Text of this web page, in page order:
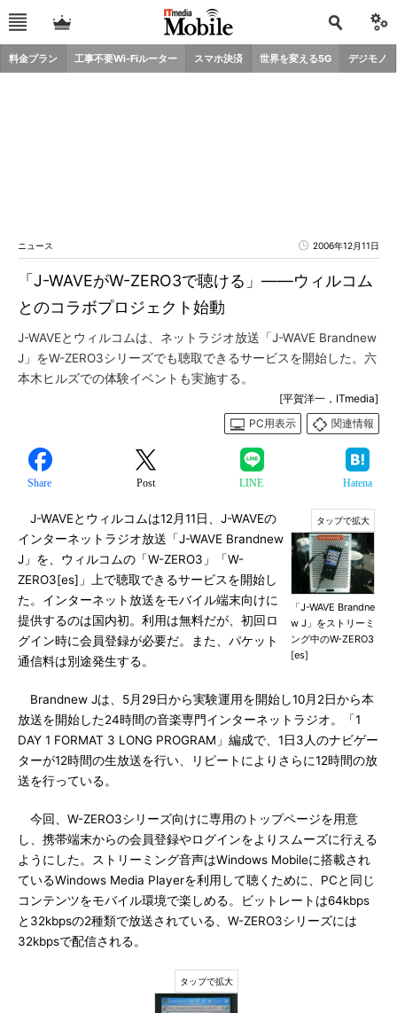
料金プラン 工事不要Wi-Fiルーター スマホ決済 世界を変える5G デジモノ
ニュース 2006年12月11日
「J-WAVEがW-ZERO3で聴ける」――ウィルコム
とのコラボプロジェクト始動
J-WAVEとウィルコムは、ネットラジオ放送「J-WAVE Brandnew
J」をW-ZERO3シリーズでも聴取できるサービスを開始した。六
本木ヒルズでの体験イベントも実施する。
[平賀洋一，ITmedia]
PC用表示
関連情報
Share Post LINE Hatena
「J-WAVE Brandne
w J」をストリーミ
ング中のW-ZERO3
[es]
J-WAVEとウィルコムは12月11日、J-WAVEの
インターネットラジオ放送「J-WAVE Brandnew
J」を、ウィルコムの「W-ZERO3」「W-
ZERO3[es]」上で聴取できるサービスを開始し
た。インターネット放送をモバイル端末向けに
提供するのは国内初。利用は無料だが、初回ロ
グイン時に会員登録が必要だ。また、パケット
通信料は別途発生する。
Brandnew Jは、5月29日から実験運用を開始し10月2日から本
放送を開始した24時間の音楽専門インターネットラジオ。「1
DAY 1 FORMAT 3 LONG PROGRAM」編成で、1日3人のナビゲー
ターが12時間の生放送を行い、リピートによりさらに12時間の放
送を行っている。
今回、W-ZERO3シリーズ向けに専用のトップページを用意
し、携帯端末からの会員登録やログインをよりスムーズに行える
ようにした。ストリーミング音声はWindows Mobileに搭載され
ているWindows Media Playerを利用して聴くために、PCと同じ
コンテンツをモバイル環境で楽しめる。ビットレートは64kbps
と32kbpsの2種類で放送されている、W-ZERO3シリーズには
32kbpsで配信される。